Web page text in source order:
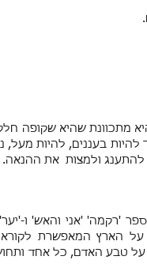
מתכוונת שהיא שקופה
בעננים, להיות מעל,
להתענג ולמצות את ההנאה.
'רקמה' 'אני והאש' ו-
על הארץ המאפשרת
טבע האדם, כל אחד